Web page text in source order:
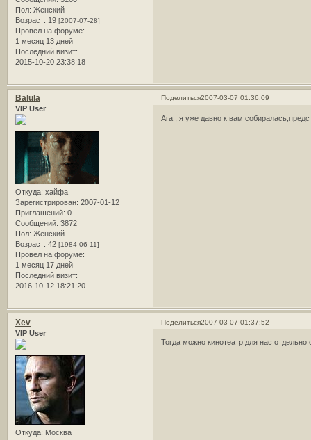
Пол: Женский
Возраст: 19 [2007-07-28]
Провел на форуме:
1 месяц 13 дней
Последний визит:
2015-10-20 23:38:18
Поделиться2007-03-07 01:36:09
Balula
VIP User
Откуда: хайфа
Зарегистрирован: 2007-01-12
Приглашений: 0
Сообщений: 3872
Пол: Женский
Возраст: 42 [1984-06-11]
Провел на форуме:
1 месяц 17 дней
Последний визит:
2016-10-12 18:21:20
Ага , я уже давно к вам
Поделиться2007-03-07 01:37:52
Xev
VIP User
Откуда: Москва
Тогда можно кинотеатр для нас